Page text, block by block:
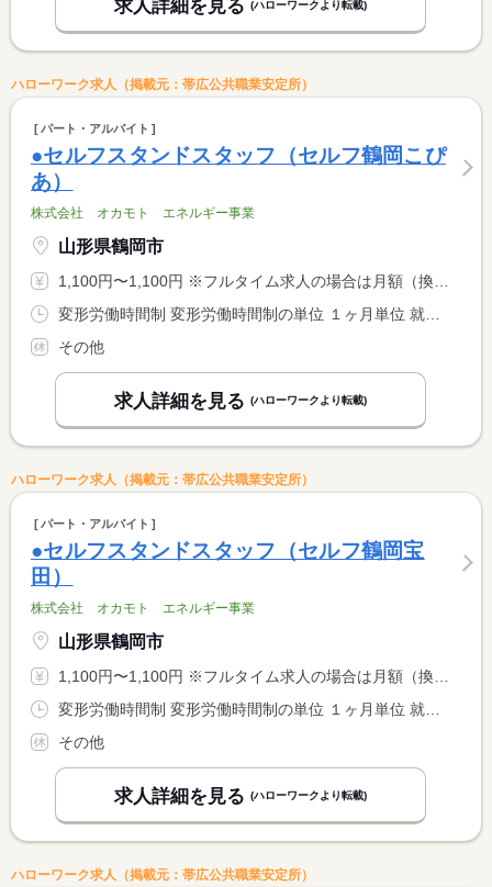
求人詳細を見る (ハローワークより転載)
ハローワーク求人（掲載元：帯広公共職業安定所）
パート・アルバイト
●セルフスタンドスタッフ（セルフ鶴岡こぴ
あ）
株式会社 オカモト エネルギー事業
山形県鶴岡市
1,100円〜1,100円 ※フルタイム求人の場合は月額（換算額）、パート求人の場合は時間額を表示しています。
変形労働時間制 変形労働時間制の単位 １ヶ月単位 就業時間１ 10時00分〜19時00分 就業時間２ 5時45分〜15時00分 就業時間３ 15時00分〜0時15分 就業時間に関する特記事項 （１）〜（３）のシフト制
その他
求人詳細を見る (ハローワークより転載)
ハローワーク求人（掲載元：帯広公共職業安定所）
パート・アルバイト
●セルフスタンドスタッフ（セルフ鶴岡宝
田）
株式会社 オカモト エネルギー事業
山形県鶴岡市
1,100円〜1,100円 ※フルタイム求人の場合は月額（換算額）、パート求人の場合は時間額を表示しています。
変形労働時間制 変形労働時間制の単位 １ヶ月単位 就業時間１ 5時45分〜14時45分 就業時間２ 9時00分〜18時00分 就業時間３ 14時15分〜23時15分 就業時間に関する特記事項 ＊（１）〜（３）のシフト制
その他
求人詳細を見る (ハローワークより転載)
ハローワーク求人（掲載元：帯広公共職業安定所）